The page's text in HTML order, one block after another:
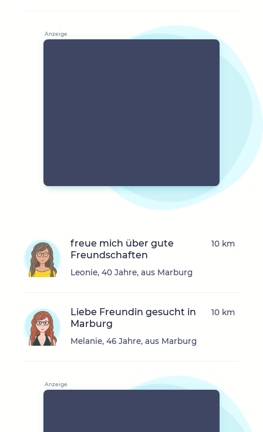
freue mich über gute
Freundschaften
Leonie, 40 Jahre, aus Marburg
10 km
Liebe Freundin gesucht in
Marburg
Melanie, 46 Jahre, aus Marburg
10 km